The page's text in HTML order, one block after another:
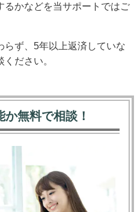
るかなどを当サポートではご
らず、5年以上返済していな
ださい。
無料で相談！